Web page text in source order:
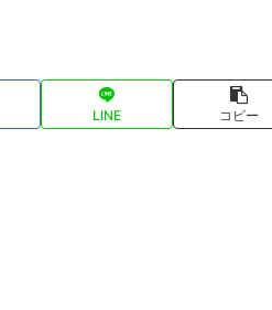
LINE コピー